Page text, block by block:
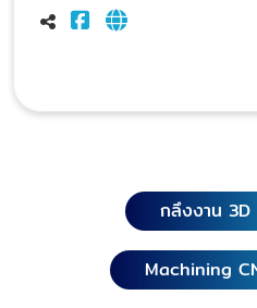
กลึงงาน
Machining